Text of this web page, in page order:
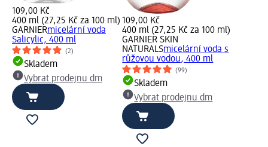
109,00 Kč
400 ml (27,25 Kč za 100 ml)
GARNIERmicelární voda
Salicylic, 400 ml
(2)
Skladem
Vybrat prodejnu dm
109,00 Kč
400 ml (27,25 Kč za 100 ml)
GARNIER SKIN
NATURALSmicelární voda s
růžovou vodou, 400 ml
(99)
Skladem
Vybrat prodejnu dm